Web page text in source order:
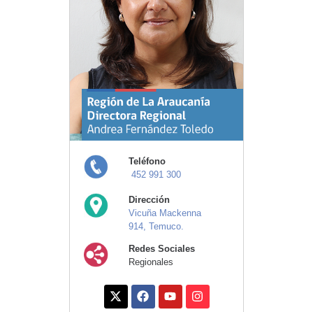
Teléfono
452 991 300
Dirección
Vicuña Mackenna
914, Temuco.
Redes Sociales
Regionales